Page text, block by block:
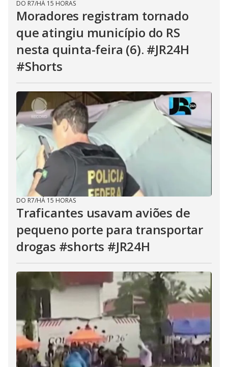
DO R7/HÁ 15 HORAS
Moradores registram tornado
que atingiu município do RS
nesta quinta-feira (6). #JR24H
#Shorts
DO R7/HÁ 15 HORAS
Traficantes usavam aviões de
pequeno porte para transportar
drogas #shorts #JR24H